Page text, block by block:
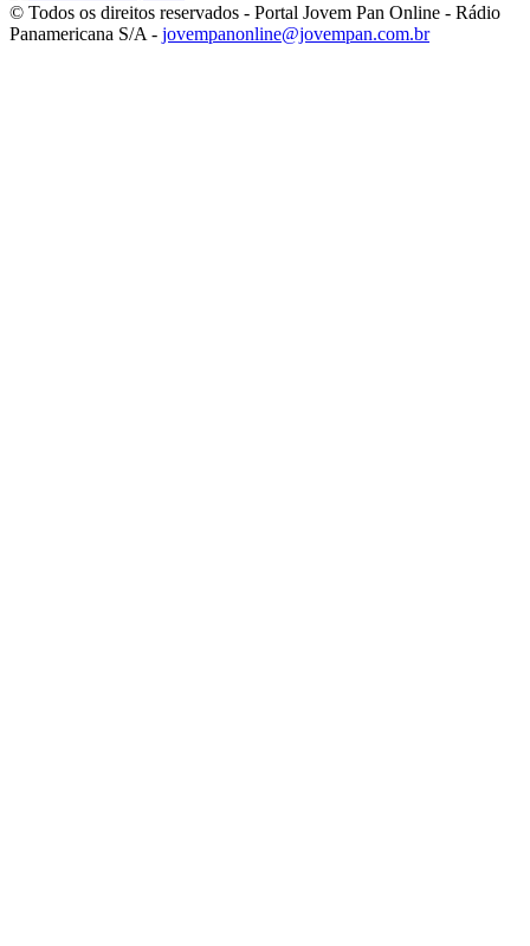
© Todos os direitos reservados - Portal Jovem Pan Online - Rádio
Panamericana S/A - jovempanonline@jovempan.com.br